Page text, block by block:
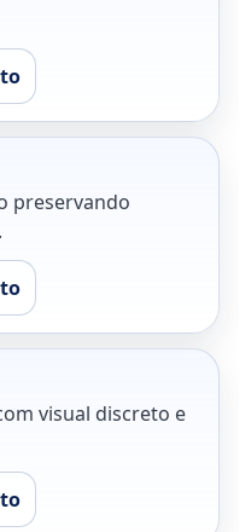
preservando
visual discreto e